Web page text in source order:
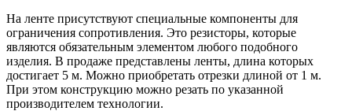
На ленте присутствуют специальные компоненты для
ограничения сопротивления. Это резисторы, которые
являются обязательным элементом любого подобного
изделия. В продаже представлены ленты, длина которых
достигает 5 м. Можно приобретать отрезки длиной от 1 м.
При этом конструкцию можно резать по указанной
производителем технологии.